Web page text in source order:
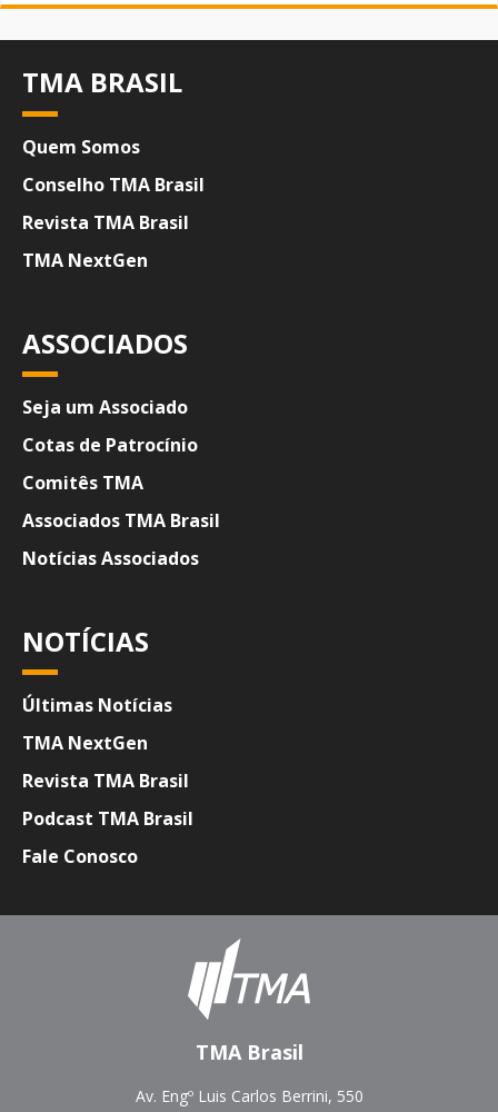
TMA BRASIL
Quem Somos
Conselho TMA Brasil
Revista TMA Brasil
TMA NextGen
ASSOCIADOS
Seja um Associado
Cotas de Patrocínio
Comitês TMA
Associados TMA Brasil
Notícias Associados
NOTÍCIAS
Últimas Notícias
TMA NextGen
Revista TMA Brasil
Podcast TMA Brasil
Fale Conosco
TMA Brasil
Av. Engº Luis Carlos Berrini, 550